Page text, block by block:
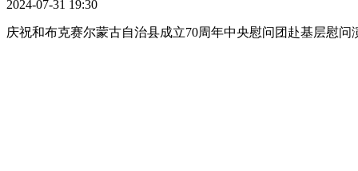
2024-07-31 19:30
庆祝和布克赛尔蒙古自治县成立70周年中央慰问团赴基层慰问